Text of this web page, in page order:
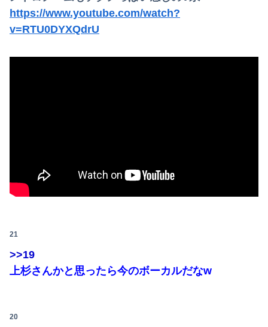
https://www.youtube.com/watch?
v=RTU0DYXQdrU
21
>>19
上杉さんかと思ったら今のボーカルだなw
20